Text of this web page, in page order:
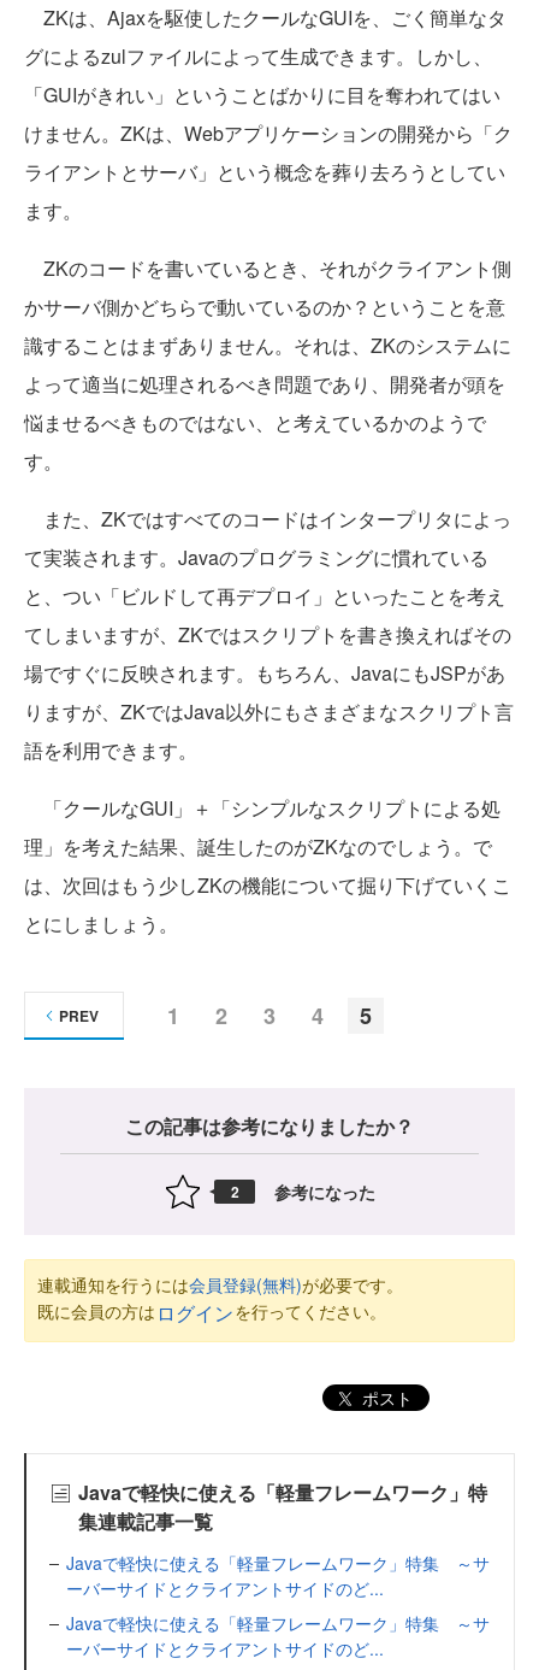
ZKは、Ajaxを駆使したクールなGUIを、ごく簡単なタ
グによるzulファイルによって生成できます。しかし、
「GUIがきれい」ということばかりに目を奪われてはい
けません。ZKは、Webアプリケーションの開発から「ク
ライアントとサーバ」という概念を葬り去ろうとしてい
ます。
ZKのコードを書いているとき、それがクライアント側
かサーバ側かどちらで動いているのか？ということを意
識することはまずありません。それは、ZKのシステムに
よって適当に処理されるべき問題であり、開発者が頭を
悩ませるべきものではない、と考えているかのようで
す。
また、ZKではすべてのコードはインタープリタによっ
て実装されます。Javaのプログラミングに慣れている
と、つい「ビルドして再デプロイ」といったことを考え
てしまいますが、ZKではスクリプトを書き換えればその
場ですぐに反映されます。もちろん、JavaにもJSPがあ
りますが、ZKではJava以外にもさまざまなスクリプト言
語を利用できます。
「クールなGUI」＋「シンプルなスクリプトによる処
理」を考えた結果、誕生したのがZKなのでしょう。で
は、次回はもう少しZKの機能について掘り下げていくこ
とにしましょう。
1 2 3 4 5
PREV
この記事は参考になりましたか？
2 参考になった
連載通知を行うには会員登録(無料)が必要です。
既に会員の方は ログインを行ってください。
ポスト
Javaで軽快に使える「軽量フレームワーク」特
集連載記事一覧
Javaで軽快に使える「軽量フレームワーク」特集 ～サ
ーバーサイドとクライアントサイドのど...
Javaで軽快に使える「軽量フレームワーク」特集 ～サ
ーバーサイドとクライアントサイドのど...